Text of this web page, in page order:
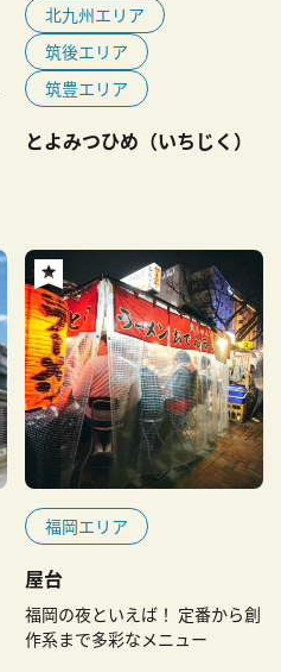
北九州エリア
筑後エリア
筑豊エリア
とよみつひめ（いちじく）
福岡エリア
屋台
福岡の夜といえば！ 定番から創
作系まで多彩なメニュー